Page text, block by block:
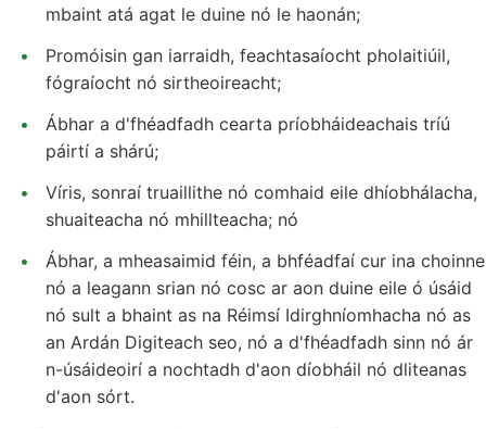
mbaint atá agat le duine nó le haonán;
Promóisin gan iarraidh, feachtasaíocht pholaitiúil,
fógraíocht nó sirtheoireacht;
Ábhar a d'fhéadfadh cearta príobháideachais tríú
páirtí a shárú;
Víris, sonraí truaillithe nó comhaid eile dhíobhálacha,
shuaiteacha nó mhillteacha; nó
Ábhar, a mheasaimid féin, a bhféadfaí cur ina choinne
nó a leagann srian nó cosc ar aon duine eile ó úsáid
nó sult a bhaint as na Réimsí Idirghníomhacha nó as
an Ardán Digiteach seo, nó a d'fhéadfadh sinn nó ár
n-úsáideoirí a nochtadh d'aon díobháil nó dliteanas
d'aon sórt.